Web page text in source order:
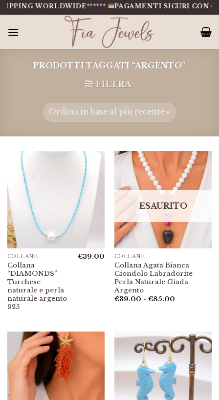
Salta
al
contenuto
WORLDWIDE****** PAGAMENTI SICURI CON
PRODOTTI TAGGATI “ARGENTO”
FILTRA
COLLANE
Collana
“DIAMONDS”
Turchese
naturale e perla
naturale argento
925
€39.00
ESAURITO
COLLANE
Collana Agata Bianca
Ciondolo Labradorite
Perla Naturale Giada
Argento
€39.00 - €85.00Fascia
€85.00